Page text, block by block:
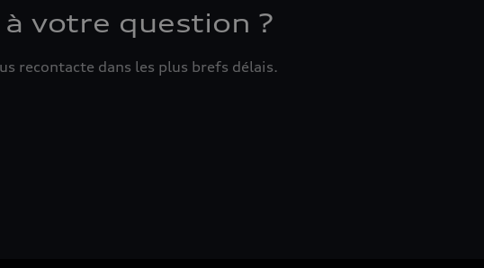
votre question ?
recontacte dans les plus brefs délais.